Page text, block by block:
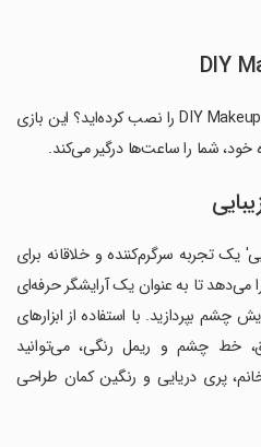
DIY
آیا تا کنون بازی DIY Makeup Games for Girls را نصب کرده‌اید؟ این بازی
خود، شما را ساعت‌ها درگیر می‌کند.
یک تجربه سرگرم‌کننده و خلاقانه برای
تا به عنوان یک آرایشگر حرفه‌ای
چشم بپردازید. با استفاده از ابزارهای
خط چشم و ریمل رنگی، می‌توانید
پری دریایی و رنگین کمان طراحی